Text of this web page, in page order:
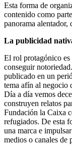
Esta forma de
contenido como
panorama alentador,
La publicidad
El rol protagónico
conseguir
publicado en un
tema afín al negocio
Día a día vemos
construyen relatos
Fundación la Caixa
refugiados. De esta
una marca e
medios o canales de